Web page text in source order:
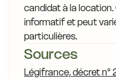
candidat à la
informatif et peut
particulières.
Sources
Légifrance, décret n°